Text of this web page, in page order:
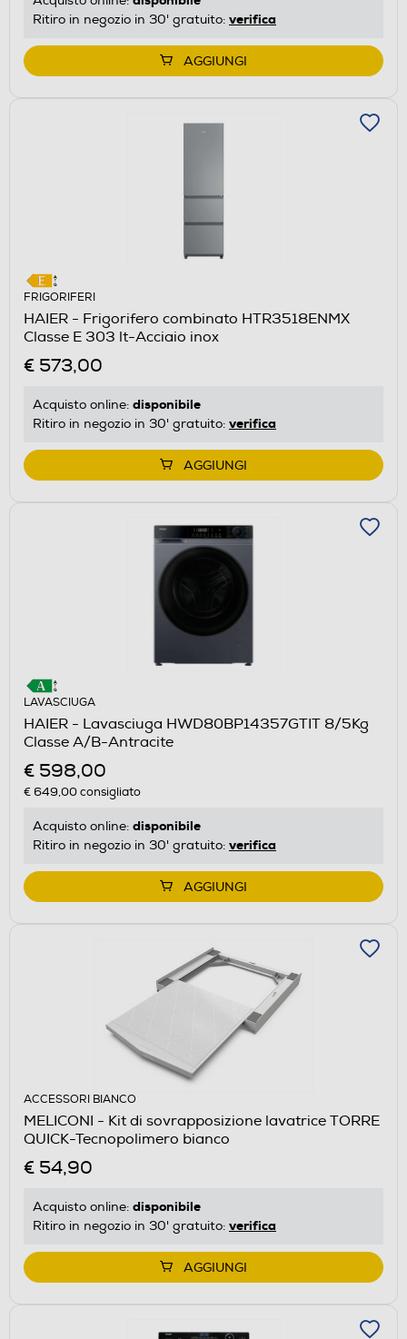
Ritiro in negozio in 30' gratuito: verifica
AGGIUNGI
FRIGORIFERI
HAIER - Frigorifero combinato HTR3518ENMX
Classe E 303 lt-Acciaio inox
€ 573,00
Acquisto online: disponibile
Ritiro in negozio in 30' gratuito: verifica
AGGIUNGI
LAVASCIUGA
HAIER - Lavasciuga HWD80BP14357GTIT 8/5Kg
Classe A/B-Antracite
€ 598,00
€ 649,00consigliato
Acquisto online: disponibile
Ritiro in negozio in 30' gratuito: verifica
AGGIUNGI
ACCESSORI BIANCO
MELICONI - Kit di sovrapposizione lavatrice TORRE
QUICK-Tecnopolimero bianco
€ 54,90
Acquisto online: disponibile
Ritiro in negozio in 30' gratuito: verifica
AGGIUNGI